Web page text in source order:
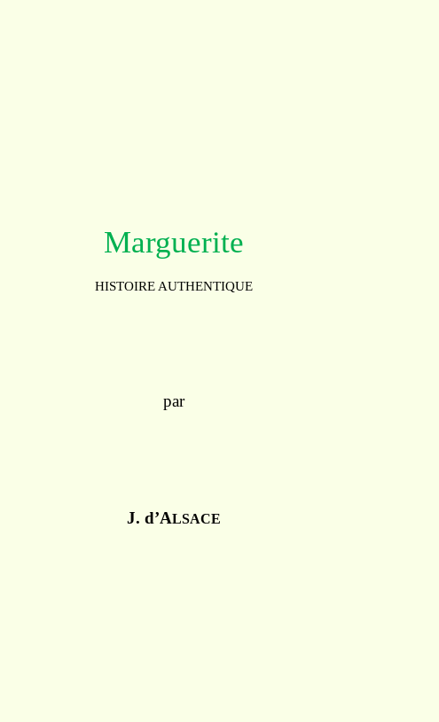
Marguerite
HISTOIRE AUTHENTIQUE
par
J. d’ALSACE